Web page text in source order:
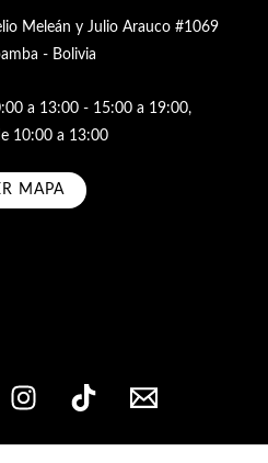
Meleán y Julio Arauco #1069
- Bolivia
a 13:00 - 15:00 a 19:00,
10:00 a 13:00
MAPA